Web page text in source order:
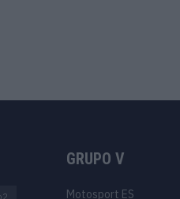
GRUPO V
Motosport ES